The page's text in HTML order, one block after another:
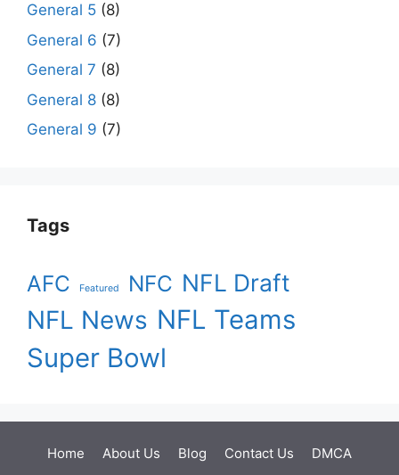
General 5 (8)
General 6 (7)
General 7 (8)
General 8 (8)
General 9 (7)
Tags
AFC Featured NFC NFL Draft
NFL News NFL Teams
Super Bowl
Home About Us Blog Contact Us
DMCA